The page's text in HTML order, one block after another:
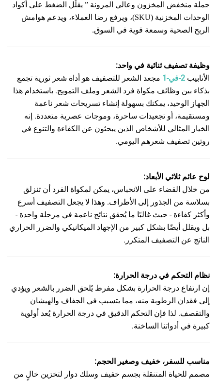
جملة منخفض المخزون وعالي المرونة ” يقلّل الضغط على أكواد
الوحدات المخزنية (SKU)، ويرفع رضا العملاء، ويدعم هوامش
الربح الصحية وسمعة قوية في السوق.
وظيفة تصفيف ثنائية في واحد:
الأنابيب 2-في-1
مجعد الشعر للتصفيف هو أداة شعر ثورية تجمع
بذكاء بين وظائف مكواة فرد الشعر وملف التمويج. باستخدام هذا
الجهاز الوحيد، يمكنك بسهولة إنشاء تسريحات شعر ناعمة
ومستقيمة، أو تجعيدات ساحرة، وموجات عصرية متعددة. إنه
الخيار المثالي للأشخاص الذين يبحثون عن الكفاءة والتنوع في
روتين تصفيف شعرهم اليومي.
لوح عائم ثلاثي الأبعاد:
من خلال القضاء على الانحباس، يمكن لمكواة الفرد أن تنزلق
بسلاسة من الجذور إلى الأطراف. وهذا لا يجعل التصفيف أسرع
وأكثر كفاءة - حيث غالبًا ما يُحقق نتائج ناعمة في مرحلة واحدة -
بل ويقلل أيضًا بشكل كبير من الإجهاد الميكانيكي والضرر الحراري
الناتج عن التصفيف المتكرر.
نظام التحكم في درجة الحرارة:
إن ارتفاع درجة الحرارة بشكل مفرط يُلحق الضرر بالشعر ويؤدي
إلى فقدان الرطوبة منه، مما يتسبب في الجفاف والهيشان
والتقصف. لذا فإن التحكم الدقيق في درجة الحرارة يُعد أولوية
كبيرة في أدواتنا الساخنة.
مناسب للسفر، خفيف وصغير الحجم:
مصمم للحياة المتنقلة بجسم خفيف وسلك دوار لتخزين خالٍ من